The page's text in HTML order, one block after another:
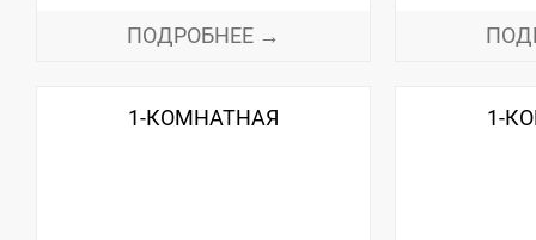
ПОДРОБНЕЕ →
1-КОМНАТНАЯ 1-